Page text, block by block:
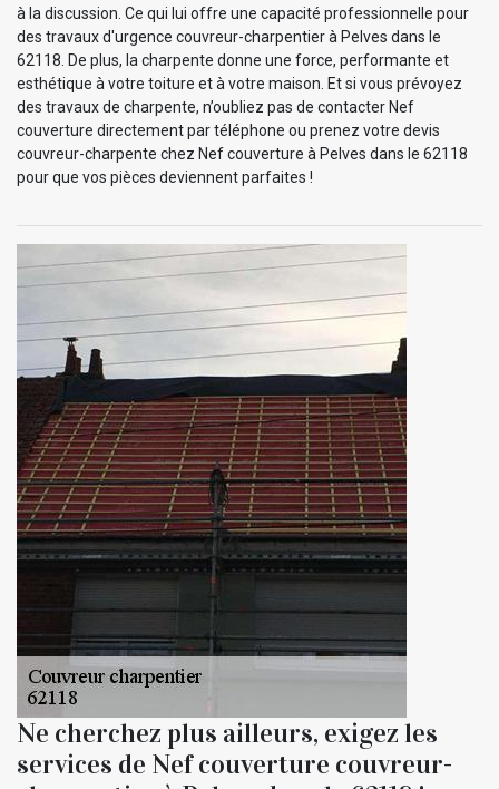
à la discussion. Ce qui lui offre une capacité professionnelle pour
des travaux d'urgence couvreur-charpentier à Pelves dans le
62118. De plus, la charpente donne une force, performante et
esthétique à votre toiture et à votre maison. Et si vous prévoyez
des travaux de charpente, n’oubliez pas de contacter Nef
couverture directement par téléphone ou prenez votre devis
couvreur-charpente chez Nef couverture à Pelves dans le 62118
pour que vos pièces deviennent parfaites !
Ne cherchez plus ailleurs, exigez les
services de Nef couverture couvreur-